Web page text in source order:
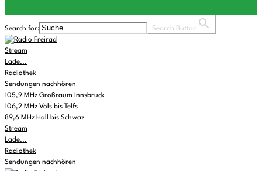
Search for: Search Button
Stream
Lade...
Radiothek
Sendungen nachhören
105,9 MHz Großraum Innsbruck
106,2 MHz Völs bis Telfs
89,6 MHz Hall bis Schwaz
Stream
Lade...
Radiothek
Sendungen nachhören